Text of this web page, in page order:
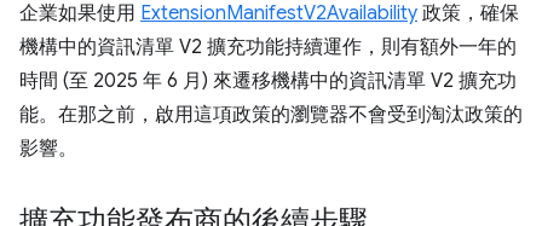
企業如果使用 ExtensionManifestV2Availability 政策，確保
機構中的資訊清單 V2 擴充功能持續運作，則有額外一年的
時間 (至 2025 年 6 月) 來遷移機構中的資訊清單 V2 擴充功
能。在那之前，啟用這項政策的瀏覽器不會受到淘汰政策的
影響。